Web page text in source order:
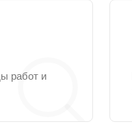
работ и